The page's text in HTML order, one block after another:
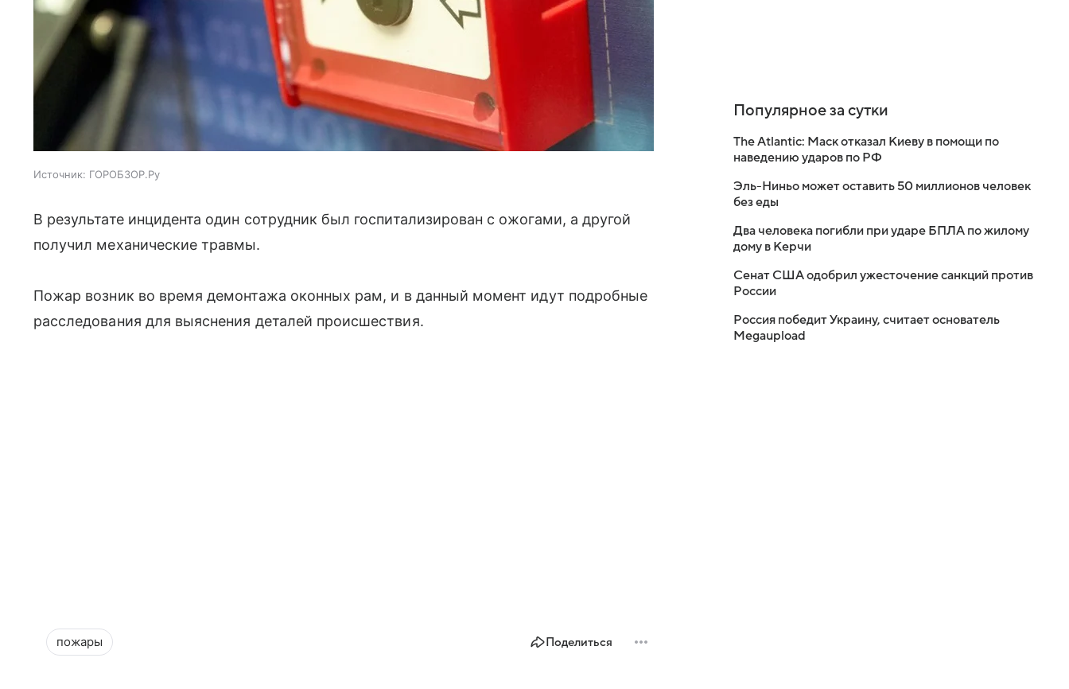
Источник: ГОРОБЗОР.Ру
В результате инцидента один сотрудник был госпитализирован с ожогами, а другой
получил механические травмы.
Пожар возник во время демонтажа оконных рам, и в данный момент идут подробные
расследования для выяснения деталей происшествия.
пожары Поделиться
Популярное за сутки
The Atlantic: Маск отказал Киеву в помощи по
наведению ударов по РФ
Эль-Ниньо может оставить 50 миллионов человек
без еды
Два человека погибли при ударе БПЛА по жилому
дому в Керчи
Сенат США одобрил ужесточение санкций против
России
Россия победит Украину, считает основатель
Megaupload